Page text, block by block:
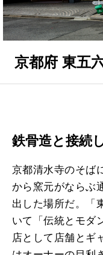
京都府 東五
鉄骨造と接続
京都清水寺のそば
から窯元がならぶ
出した場所だ。「
いて「伝統とモダ
店として店舗とギ